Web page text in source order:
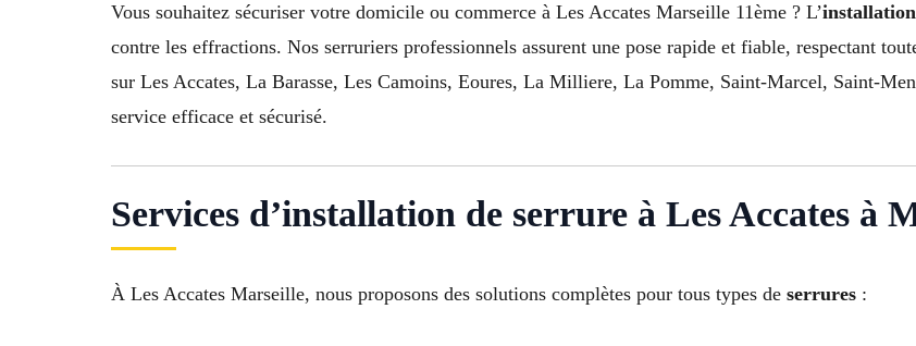
Vous souhaitez sécuriser votre domicile ou commerce à Les Accates Marseille 11ème ? L’
contre les effractions. Nos serruriers professionnels assurent une pose rapide et fiable, respectant
sur Les Accates, La Barasse, Les Camoins, Eoures, La Milliere, La Pomme, Saint-Marcel, Saint-
service efficace et sécurisé.
Services d’installation de serrure à Les Accates à
À Les Accates Marseille, nous proposons des solutions complètes pour tous types de serrures :